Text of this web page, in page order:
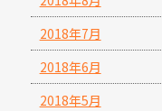
2018年7月
2018年6月
2018年5月